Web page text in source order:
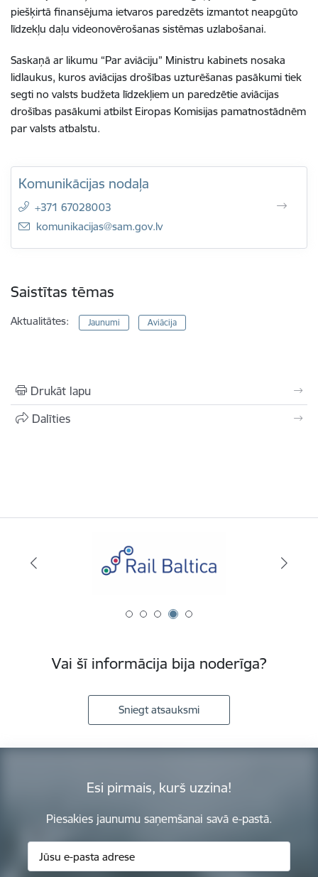
piešķirtā finansējuma ietvaros paredzēts izmantot neapgūto
līdzekļu daļu videonovērošanas sistēmas uzlabošanai.
Saskaņā ar likumu “Par aviāciju” Ministru kabinets nosaka
lidlaukus, kuros aviācijas drošības uzturēšanas pasākumi tiek
segti no valsts budžeta līdzekļiem un paredzētie aviācijas
drošības pasākumi atbilst Eiropas Komisijas pamatnostādnēm
par valsts atbalstu.
Komunikācijas nodaļa
+371 67028003
E-pasts:
komunikacijas@sam.gov.lv
Saistītas tēmas
Aktualitātes: Jaunumi Aviācija
Drukāt lapu
Dalīties
Vai šī informācija bija noderīga?
Sniegt atsauksmi
Esi pirmais, kurš uzzina!
Piesakies jaunumu saņemšanai savā e-pastā.